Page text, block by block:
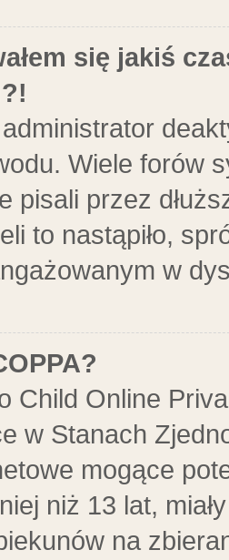
się jakiś
Wiele forów
pisali przez
to nastąpiło,
w
Child Online
w Stanach
mogące
niż 13 lat,
na